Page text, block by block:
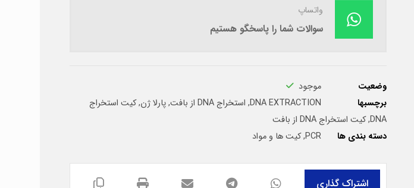
واتساپ
سوالات شما را پاسخگو هستیم
وضعیت
موجود
برچسبها
DNA EXTRACTION
, استخراج DNA از بافت ,پارلا ژن,کیت استخراج
DNA
,کیت استخراج DNA از بافت
دسته بندی ها
PCR
,کیت ها و مواد